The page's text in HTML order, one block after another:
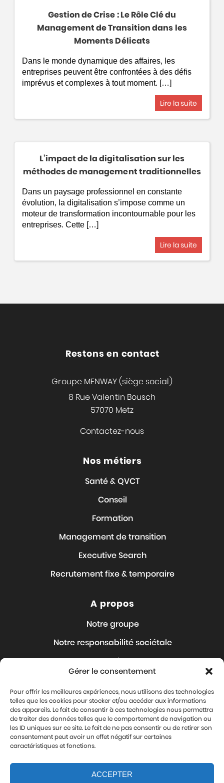
Gérer le consentement
Pour offrir les meilleures expériences, nous utilisons des technologies
telles que les cookies pour stocker et/ou accéder aux informations
des appareils. Le fait de consentir à ces technologies nous permettra
de traiter des données telles que le comportement de navigation ou
les ID uniques sur ce site. Le fait de ne pas consentir ou de retirer son
consentement peut avoir un effet négatif sur certaines
caractéristiques et fonctions.
ACCEPTER
Gestion de Crise : Le Rôle Clé du
Management de Transition dans les
Moments Délicats
Dans le monde dynamique des affaires, les
entreprises peuvent être confrontées à des défis
imprévus et complexes à tout moment. […]
Lire la suite
L’impact de la digitalisation sur les
méthodes de management traditionnelles
Dans un paysage professionnel en constante
évolution, la digitalisation s’impose comme un
moteur de transformation incontournable pour les
entreprises. Cette […]
Lire la suite
Restons en contact
Groupe MENWAY (siège social)
8 Rue Valentin Bousch
57070 Metz
Contactez-nous
Nos métiers
Santé & QVCT
Conseil
Formation
Management de transition
Executive Search
Recrutement fixe & temporaire
A propos
Notre groupe
Notre responsabilité sociétale
Nos Articles
Où sommes-nous ?
Contact
Mentions légales
Protection de vos données personnelles